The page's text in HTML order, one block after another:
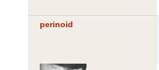
perinoid